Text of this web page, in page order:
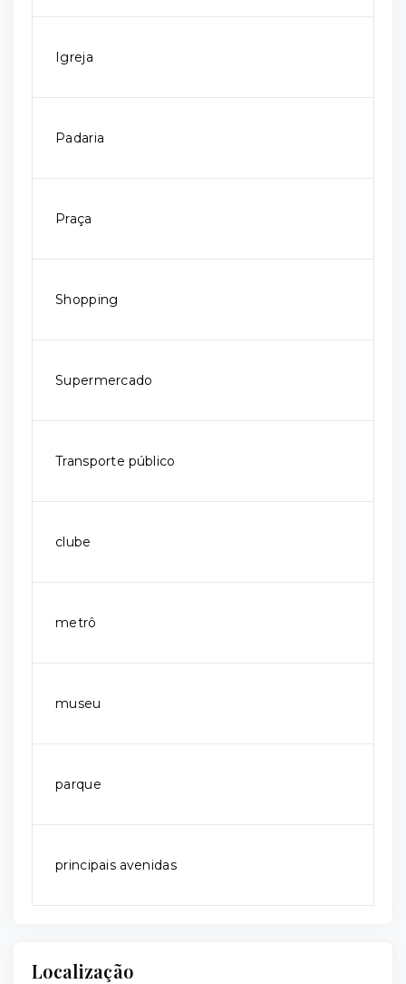
Igreja
Padaria
Praça
Shopping
Supermercado
Transporte público
clube
metrô
museu
parque
principais avenidas
Localização